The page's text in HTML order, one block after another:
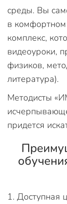
среды. Вы
в
комплекс,
видеоуроки,
физиков,
литература).
Методисты
придется
Доступная